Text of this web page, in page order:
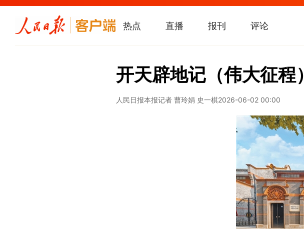
热点 直播 报刊 评论
开天辟地记（伟大征程）
人民日报本报记者 曹玲娟 史一棋2026-06-02 00:00